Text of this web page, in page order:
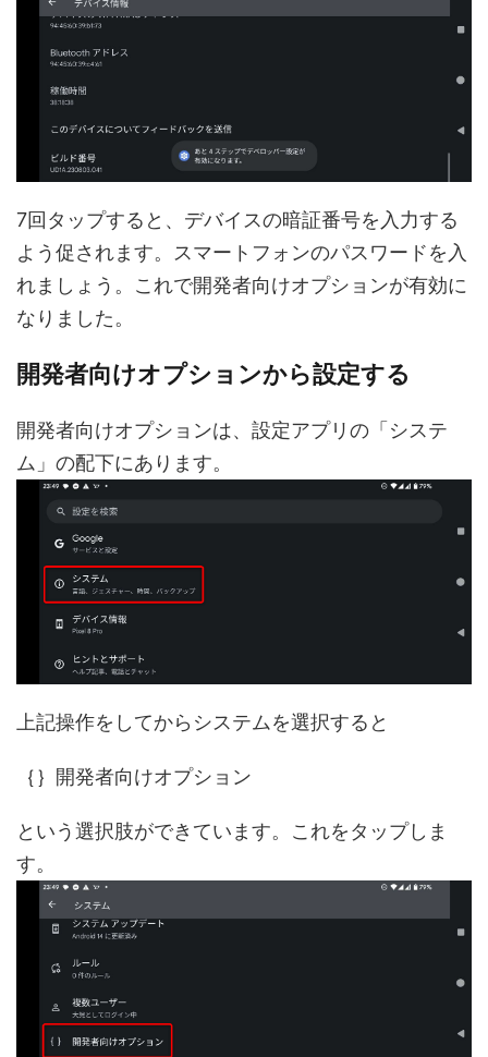
7回タップすると、デバイスの暗証番号を入力する
よう促されます。スマートフォンのパスワードを入
れましょう。これで開発者向けオプションが有効に
なりました。
開発者向けオプションから設定する
開発者向けオプションは、設定アプリの「システ
ム」の配下にあります。
上記操作をしてからシステムを選択すると
｛｝開発者向けオプション
という選択肢ができています。これをタップしま
す。